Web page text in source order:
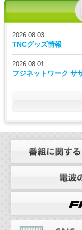
2026.08.03
TNCグッズ情報
2026.08.01
フジネットワーク サ